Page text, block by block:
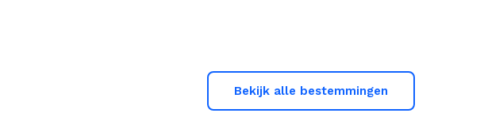
Bekijk alle bestemmingen